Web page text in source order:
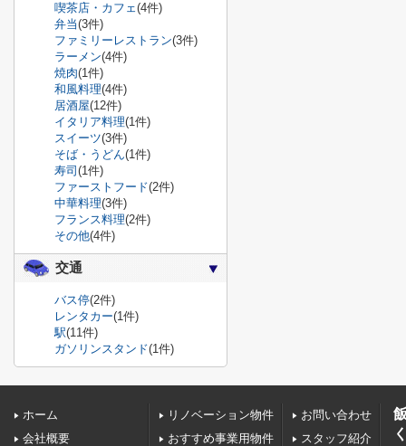
喫茶店・カフェ(4件)
弁当(3件)
ファミリーレストラン(3件)
ラーメン(4件)
焼肉(1件)
和風料理(4件)
居酒屋(12件)
イタリア料理(1件)
スイーツ(3件)
そば・うどん(1件)
寿司 (1件)
ファーストフード(2件)
中華料理(3件)
フランス料理(2件)
その他(4件)
交通
バス停(2件)
レンタカー(1件)
駅(11件)
ガソリンスタンド(1件)
ホーム
会社概要
リノベーション物件
おすすめ事業用物件
お問い合わせ
スタッフ紹介